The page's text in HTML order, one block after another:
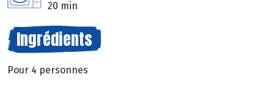
20 min
Ingrédients
Pour 4 personnes